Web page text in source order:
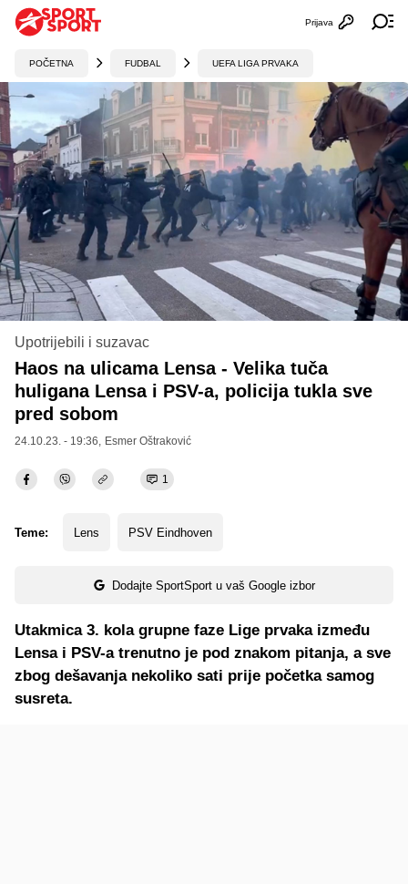
Otvori
Prijava
POČETNA FUDBAL UEFA LIGA PRVAKA
Upotrijebili i suzavac
Haos na ulicama Lensa - Velika tuča
huligana Lensa i PSV-a, policija tukla sve
pred sobom
24.10.23. - 19:36, Esmer Oštraković
1
Teme: Lens PSV Eindhoven
Dodajte SportSport u vaš Google izbor
Utakmica 3. kola grupne faze Lige prvaka između
Lensa i PSV-a trenutno je pod znakom pitanja, a sve
zbog dešavanja nekoliko sati prije početka samog
susreta.